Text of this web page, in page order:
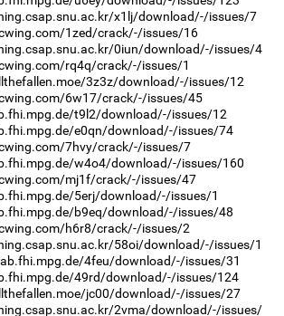
x1lj/download/-/issues/7
1zed/crack/-/issues/16
0iun/download/-/issues/4
rq4q/crack/-/issues/1
3z3z/download/-/issues/12
6w17/crack/-/issues/45
t9l2/download/-/issues/12
e0qn/download/-/issues/74
7hvy/crack/-/issues/7
w4o4/download/-/issues/160
mj1f/crack/-/issues/47
5erj/download/-/issues/1
b9eq/download/-/issues/48
h6r8/crack/-/issues/2
58oi/download/-/issues/1
4feu/download/-/issues/31
49rd/download/-/issues/124
jc00/download/-/issues/27
2vma/download/-/issues/